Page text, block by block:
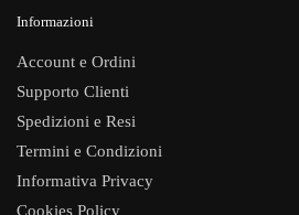
Informazioni
Account e Ordini
Supporto Clienti
Spedizioni e Resi
Termini e Condizioni
Informativa Privacy
Cookies Policy